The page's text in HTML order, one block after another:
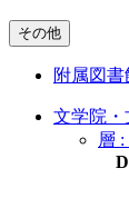
その他
附属図書
文学院・
層